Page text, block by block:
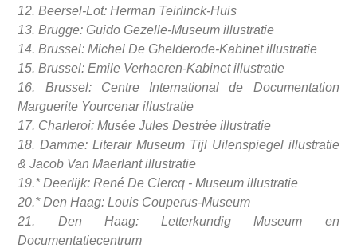
12. Beersel-Lot: Herman Teirlinck-Huis
13. Brugge: Guido Gezelle-Museum illustratie
14. Brussel: Michel De Ghelderode-Kabinet illustratie
15. Brussel: Emile Verhaeren-Kabinet illustratie
16. Brussel: Centre International de Documentation
Marguerite Yourcenar illustratie
17. Charleroi: Musée Jules Destrée illustratie
18. Damme: Literair Museum Tijl Uilenspiegel illustratie
& Jacob Van Maerlant illustratie
19.* Deerlijk: René De Clercq - Museum illustratie
20.* Den Haag: Louis Couperus-Museum
21. Den Haag: Letterkundig Museum en
Documentatiecentrum